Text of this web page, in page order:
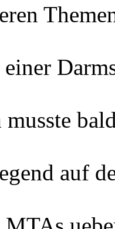
auf